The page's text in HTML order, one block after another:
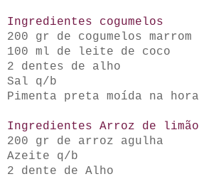
Ingredientes cogumelos
200 gr de cogumelos marrom
100 ml de leite de coco
2 dentes de alho
Sal q/b
Pimenta preta moída na hora
Ingredientes Arroz de limão
200 gr de arroz agulha
Azeite q/b
2 dente de Alho